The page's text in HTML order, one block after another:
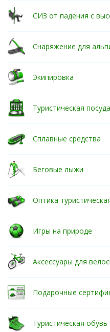
СИЗ от падения с
Снаряжение для
Экипировка
Туристическая посуда
Сплавные средства
Беговые лыжи
Оптика
Игры на природе
Аксессуары для
Подарочные
Туристическая обувь